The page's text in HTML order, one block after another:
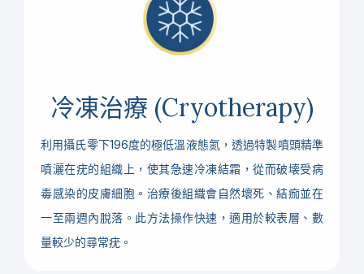
冷凍治療 (Cryotherapy)
利用攝氏零下196度的極低溫液態氮，透過特製噴頭精準
噴灑在疣的組織上，使其急速冷凍結霜，從而破壊受病
毒感染的皮膚細胞。治療後組織會自然壞死、結痂並在
一至兩週內脫落。此方法操作快速，適用於較表層、數
量較少的尋常疣。